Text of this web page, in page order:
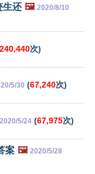
生还 🖼️ 2020/8/10
240,440次)
5/30 (67,240次)
2020/5/24 (67,975次)
案 🖼️ 2020/5/28